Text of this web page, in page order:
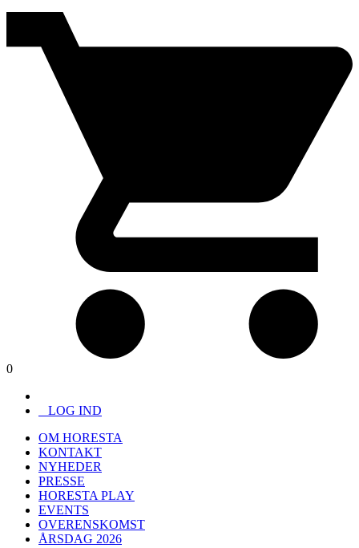
0
LOG IND
OM HORESTA
KONTAKT
NYHEDER
PRESSE
HORESTA PLAY
EVENTS
OVERENSKOMST
ÅRSDAG 2026